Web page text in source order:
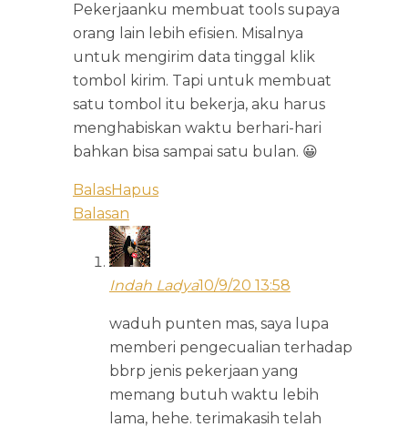
Pekerjaanku membuat tools supaya
orang lain lebih efisien. Misalnya
untuk mengirim data tinggal klik
tombol kirim. Tapi untuk membuat
satu tombol itu bekerja, aku harus
menghabiskan waktu berhari-hari
bahkan bisa sampai satu bulan. 😀
BalasHapus
Balasan
Indah Ladya10/9/20 13:58
waduh punten mas, saya lupa
memberi pengecualian terhadap
bbrp jenis pekerjaan yang
memang butuh waktu lebih
lama, hehe. terimakasih telah